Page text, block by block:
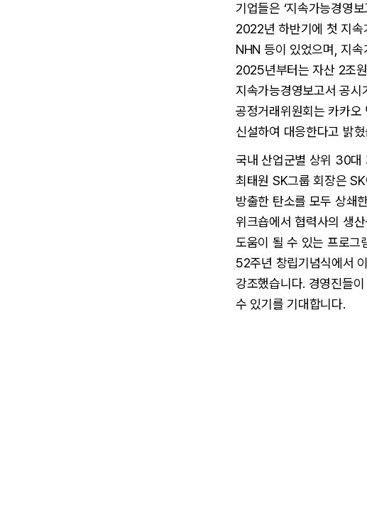
기업들은 ‘지속가능경영
2022년 하반기에 첫 지속
NHN 등이 있었으며, 지
2025년부터는 자산 2조
지속가능경영보고서 공시
공정거래위원회는 카카오
신설하여 대응한다고 밝
국내 산업군별 상위 30대
최태원 SK그룹 회장은
방출한 탄소를 모두 상쇄
위크숍에서 협력사의 생
도움이 될 수 있는 프로그
52주년 창립기념식에서
강조했습니다. 경영진들
수 있기를 기대합니다.